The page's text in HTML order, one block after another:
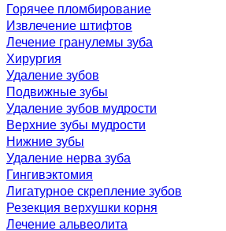
Горячее пломбирование
Извлечение штифтов
Лечение гранулемы зуба
Хирургия
Удаление зубов
Подвижные зубы
Удаление зубов мудрости
Верхние зубы мудрости
Нижние зубы
Удаление нерва зуба
Гингивэктомия
Лигатурное скрепление зубов
Резекция верхушки корня
Лечение альвеолита